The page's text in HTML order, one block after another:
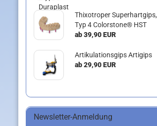
Thixotroper Superhartgips,
Typ 4 Colorstone® HST
ab 39,90 EUR
Artikulationsgips Artigips
ab 29,90 EUR
Newsletter-Anmeldung